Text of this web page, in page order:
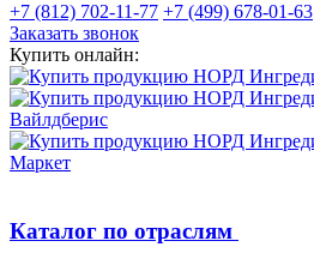
+7 (812) 702-11-77 +7 (499) 678-01-63
Заказать звонок
Купить онлайн:
Каталог по отраслям